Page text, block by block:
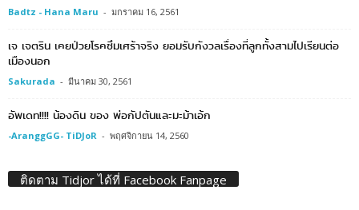
Badtz - Hana Maru - มกราคม 16, 2561
เจ เจตริน เคยป่วยโรคซึมเศร้าจริง ยอมรับกังวลเรื่องที่ลูกทั้งสามไปเรียนต่อ
เมืองนอก
Sakurada - มีนาคม 30, 2561
อัพเดท!!!! น้องดิน ของ พ่อกัปตันและมะม้าเอ้ก
-AranggGG- TiDJoR - พฤศจิกายน 14, 2560
ติดตาม Tidjor ได้ที่ Facebook Fanpage